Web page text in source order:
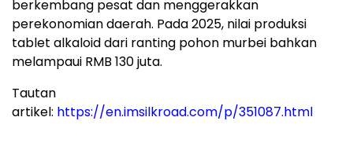
berkembang pesat dan menggerakkan
perekonomian daerah. Pada 2025, nilai produksi
tablet alkaloid dari ranting pohon murbei bahkan
melampaui RMB 130 juta.
Tautan
artikel: https://en.imsilkroad.com/p/351087.html